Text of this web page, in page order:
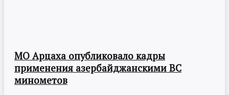
МО Арцаха опубликовало кадры
применения азербайджанскими ВС
минометов